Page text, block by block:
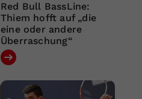
Red Bull BassLine:
Thiem hofft auf „die
eine oder andere
Überraschung“